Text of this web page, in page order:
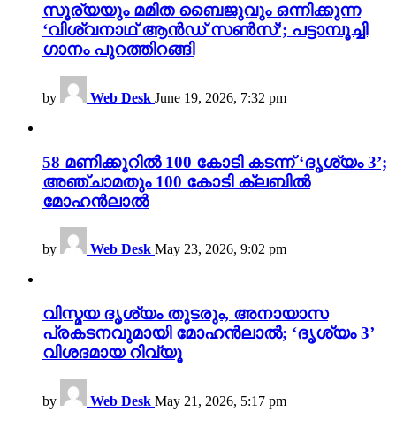
സൂര്യയും മമിത ബൈജുവും ഒന്നിക്കുന്ന
‘വിശ്വനാഥ് ആൻഡ് സൺസ്’; പട്ടാമ്പൂച്ചി
ഗാനം പുറത്തിറങ്ങി
by Web Desk June 19, 2026, 7:32 pm
58 മണിക്കൂറിൽ 100 കോടി കടന്ന് ‘ദൃശ്യം 3’;
അഞ്ചാമതും 100 കോടി ക്ലബിൽ
മോഹൻലാൽ
by Web Desk May 23, 2026, 9:02 pm
വിസ്മയ ദൃശ്യം തുടരും, അനായാസ
പ്രകടനവുമായി മോഹൻലാൽ; ‘ദൃശ്യം 3’
വിശദമായ റിവ്യൂ
by Web Desk May 21, 2026, 5:17 pm